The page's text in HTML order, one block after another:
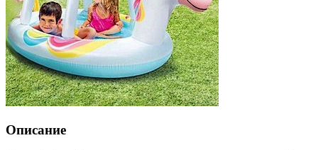
Описание